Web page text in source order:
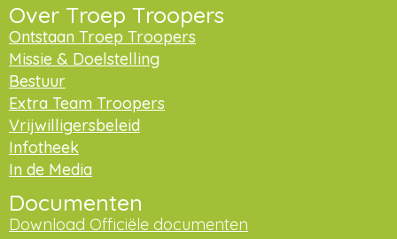
Over Troep Troopers
Ontstaan Troep Troopers
Missie & Doelstelling
Bestuur
Extra Team Troopers
Vrijwilligersbeleid
Infotheek
In de Media
Documenten
Download Officiële documenten